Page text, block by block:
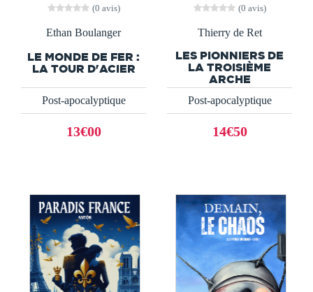
(0 avis)
Ethan Boulanger
LE MONDE DE FER :
LA TOUR D'ACIER
Post-apocalyptique
13€00
(0 avis)
Thierry de Ret
LES PIONNIERS DE
LA TROISIÈME
ARCHE
Post-apocalyptique
14€50